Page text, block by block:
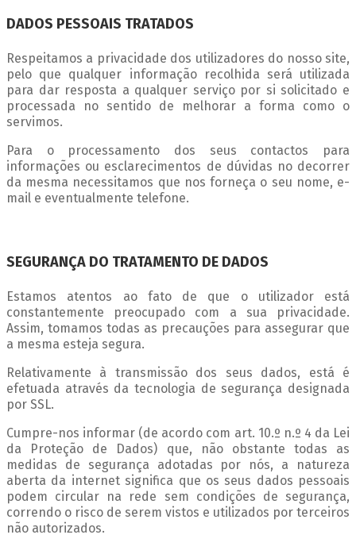
DADOS PESSOAIS TRATADOS
Respeitamos a privacidade dos utilizadores do nosso site,
pelo que qualquer informação recolhida será utilizada
para dar resposta a qualquer serviço por si solicitado e
processada no sentido de melhorar a forma como o
servimos.
Para o processamento dos seus contactos para
informações ou esclarecimentos de dúvidas no decorrer
da mesma necessitamos que nos forneça o seu nome, e-
mail e eventualmente telefone.
SEGURANÇA DO TRATAMENTO DE DADOS
Estamos atentos ao fato de que o utilizador está
constantemente preocupado com a sua privacidade.
Assim, tomamos todas as precauções para assegurar que
a mesma esteja segura.
Relativamente à transmissão dos seus dados, está é
efetuada através da tecnologia de segurança designada
por SSL.
Cumpre-nos informar (de acordo com art. 10.º n.º 4 da Lei
da Proteção de Dados) que, não obstante todas as
medidas de segurança adotadas por nós, a natureza
aberta da internet significa que os seus dados pessoais
podem circular na rede sem condições de segurança,
correndo o risco de serem vistos e utilizados por terceiros
não autorizados.